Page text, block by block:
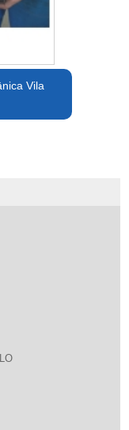
Vila